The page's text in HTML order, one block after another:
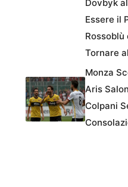
Dovbyk
Essere il
Rossoblù
Tornare
Monza
Aris
Colpani